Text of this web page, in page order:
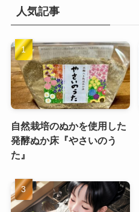
人気記事
自然栽培のぬかを使用した
発酵ぬか床『やさいのう
た』